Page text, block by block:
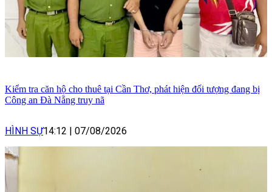
Kiểm tra căn hộ cho thuê tại Cần Thơ, phát hiện đối tượng đang bị
Công an Đà Nẵng truy nã
HÌNH SỰ14:12 07/08/2026